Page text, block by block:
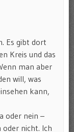
Es gibt dort
Kreis und das
man aber
will, was
kann,
oder nein –
nicht. Ich